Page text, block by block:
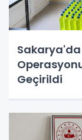
Geçirildi